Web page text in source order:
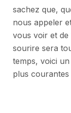
sachez que,
nous appeler
vous voir et de
sourire sera
temps, voici
plus